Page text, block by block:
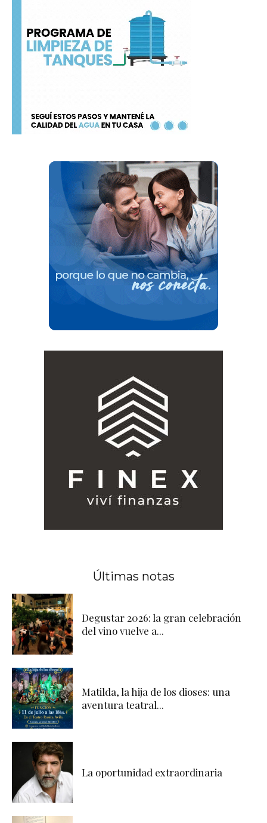
Últimas notas
Degustar 2026: la gran celebración
del vino vuelve a...
Matilda, la hija de los dioses: una
aventura teatral...
La oportunidad extraordinaria